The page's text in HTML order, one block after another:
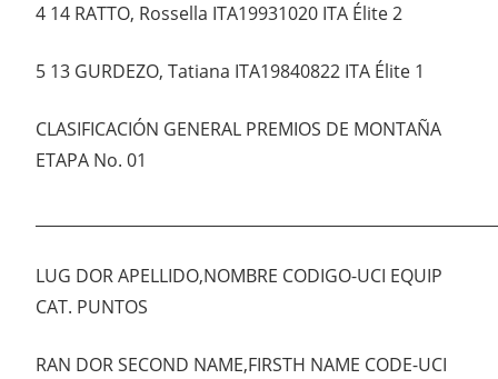
4 14 RATTO, Rossella ITA19931020 ITA Élite 2
5 13 GURDEZO, Tatiana ITA19840822 ITA Élite 1
CLASIFICACIÓN GENERAL PREMIOS DE MONTAÑA
ETAPA No. 01
LUG DOR APELLIDO,NOMBRE CODIGO-UCI EQUIP
CAT. PUNTOS
RAN DOR SECOND NAME,FIRSTH NAME CODE-UCI